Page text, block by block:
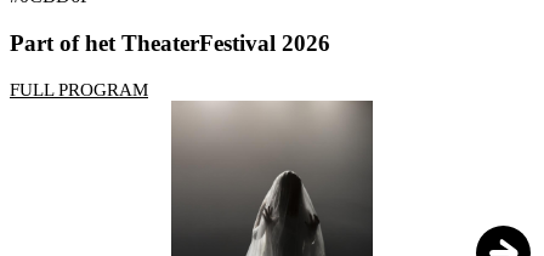
Part of het TheaterFestival 2026
FULL PROGRAM